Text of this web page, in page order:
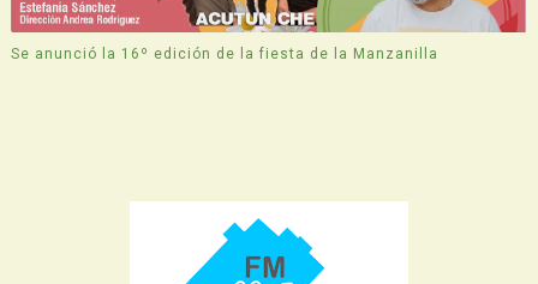
Se anunció la 16º edición de la fiesta de la Manzanilla